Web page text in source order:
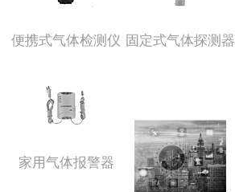
便携式气体检测仪 固定式气体探测器
家用气体报警器